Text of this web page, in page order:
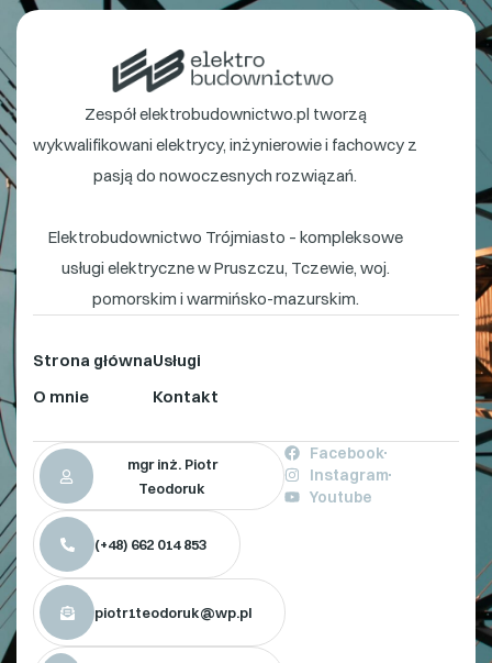
Zespół elektrobudownictwo.pl tworzą
wykwalifikowani elektrycy, inżynierowie i fachowcy z
pasją do nowoczesnych rozwiązań.
Elektrobudownictwo Trójmiasto – kompleksowe
usługi elektryczne w Pruszczu, Tczewie, woj.
pomorskim i warmińsko-mazurskim.
Strona główna
O mnie
Usługi
Kontakt
mgr inż. Piotr
Teodoruk
(+48) 662 014 853
piotr1teodoruk@wp.pl
Facebook
Instagram
Youtube